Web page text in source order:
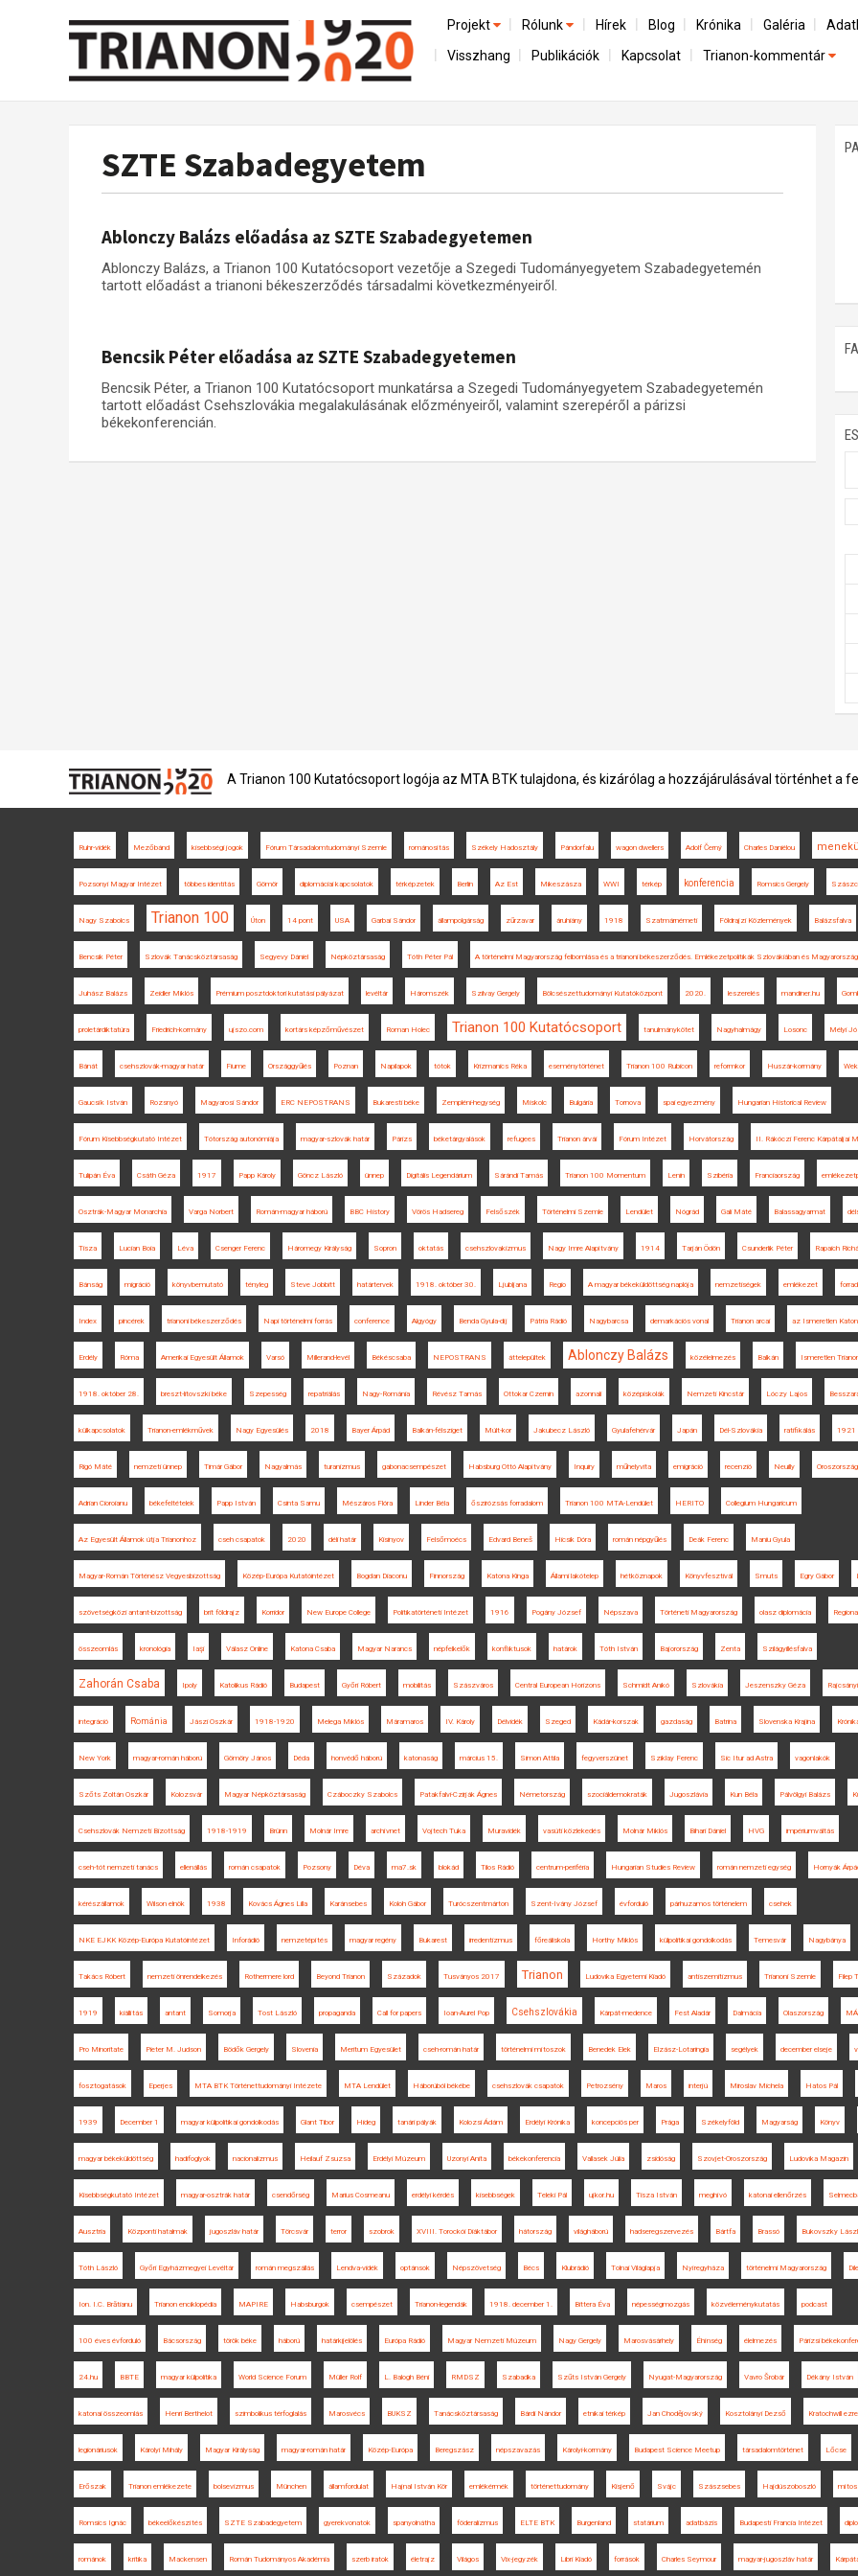
Projekt
Előzmények
Az összeomlás és a magyar társadalom
Utókor és emlékezet
Rólunk
A kutatócsoport működéséről
Hírek Blog Krónika Galéria
Visszhang Publikációk Kapcsolat Trianon-kommentár
SZTE Szabadegyetem
Ablonczy Balázs előadása az SZTE Szabadegyetemen
Ablonczy Balázs, a Trianon 100 Kutatócsoport vezetője a Szegedi Tudományegyetem Szabadegyetemén
tartott előadást a trianoni békeszerződés társadalmi következményeiről.
Bencsik Péter előadása az SZTE Szabadegyetemen
Bencsik Péter, a Trianon 100 Kutatócsoport munkatársa a Szegedi Tudományegyetem Szabadegyetemén
tartott előadást Csehszlovákia megalakulásának előzményeiről, valamint szerepéről a párizsi
békekonferencián.
A Trianon 100 Kutatócsoport logója az MTA BTK tulajdona, és kizárólag a hozzájárulásával történhet a
Ruhr-vidék Mezőbánd kisebbségi jogok Fórum Társadalomtudományi Szemle románosítás Székely Hadosztály Pándorfalu wagon dwellers Adolf Černý Charles Daniélou
Pozsonyi Magyar Intézet többes identitás Gömör diplomáciai kapcsolatok térképzetek Berlin Az Est Mikeszásza WWI térkép konferencia Romsics Gergely
Nagy Szabolcs Trianon 100 Úton 14 pont USA Garbai Sándor állampolgárság zűrzavar áruhiány 1918 Szatmárnémeti Földrajzi Közlemények Balázsfalva
Bencsik Péter Szlovák Tanácsköztársaság Segyevy Dániel Népköztársaság Tóth Péter Pál A történelmi Magyarország felbomlása és a trianoni békeszerződés. Emlékezetpolitikák Szlovákiában és
Juhász Balázs Zeidler Miklós Prémium posztdoktori kutatási pályázat levéltár Háromszék Szilvay Gergely Bölcsészettudományi Kutatóközpont 2020. leszerelés mandiner.hu
proletárdiktatúra Friedrich-kormány ujszo.com kortárs képzőművészet Roman Holec Trianon 100 Kutatócsoport tanulmánykötet Nagyhalmágy Losonc Mélyi
Bánát csehszlovák-magyar határ Fiume Országgyűlés Poznan Napilapok tótok Krizmanics Réka eseménytörténet Trianon 100 Rubicon reformkor Huszár-kormány
Gaucsík István Rozsnyó Magyarosi Sándor ERC NEPOSTRANS Bukaresti béke Zempléni-hegység Miskolc Bulgária Tornova spai egyezmény Hungarian Historical Review
Fórum Kisebbségkutató Intézet Tótország autonómiája magyar-szlovák határ Párizs béketárgyalások refugees Trianon árvái Fórum Intézet Horvátország II. Rákóczi Ferenc Kárpátaljai
Tulipán Éva Csáth Géza 1917 Papp Károly Göncz László ünnep Digitális Legendárium Sárándi Tamás Trianon 100 Momentum Lenin Szibéria Franciaország
Osztrák-Magyar Monarchia Varga Norbert Román-magyar háború BBC History Vörös Hadsereg Felsőszék Történelmi Szemle Lendület Nógrád Gali Máté Balassagyarmat
Tisza Lucian Boia Léva Csenger Ferenc Háromegy Királyság Sopron oktatás csehszlovakizmus Nagy Imre Alapítvány 1914 Tarján Ödön Csunderlik Péter Rapaich
Bánság migráció könyvbemutató tényleg Steve Jobbitt határtervek 1918. október 30. Ljubljana Regio A magyar békeküldöttség naplója nemzetiségek emlékezet
Index pincérek trianoni békeszerződés Napi történelmi forrás conference Algyógy Benda Gyula-díj Pátria Rádió Nagybarcsa demarkációs vonal Trianon arcai az Ismeretlen
Erdély Róma Amerikai Egyesült Államok Varsó Millerand-levél Békéscsaba NEPOSTRANS áttelepültek Ablonczy Balázs közélelmezés Balkán Ismeretlen
1918. október 28. breszt-litovszki béke Szepesség repatriálás Nagy-Románia Révész Tamás Ottokar Czernin azonnali középiskolák Nemzeti Kincstár Lóczy Lajos
külkapcsolatok Trianon-emlékművek Nagy Egyesülés 2018 Bayer Árpád Balkán-félsziget Múlt-kor Jakubecz László Gyulafehérvár Japán Dél-Szlovákia ratifikálás 1921
Rigó Máté nemzeti ünnep Timár Gábor Nagyalmás turanizmus gabonacsempészet Habsburg Ottó Alapítvány Inquiry műhelyvita emigráció recenzió Neuilly Oroszország
Adrian Cioroianu békefeltételek Papp István Csinta Samu Mészáros Flóra Linder Béla őszirózsás forradalom Trianon 100 MTA-Lendület HERITO Collegium Hungaricum
Az Egyesült Államok útja Trianonhoz cseh csapatok 2020 déli határ Kisinyov Felsőmoécs Edvard Beneš Hicsik Dóra román népgyűlés Deák Ferenc Maniu Gyula
Magyar-Román Történész Vegyesbizottság Közép-Európa Kutatóintézet Bogdan Diaconu Finnország Katona Kinga Állami lakótelep hétköznapok Könyvfesztivál Smuts Egry Gábor
szövetségközi antant-bizottság brit földrajz Korridor New Europe College Politikatörténeti Intézet 1916 Pogány József Népszava Történeti Magyarország olasz diplomácia
összeomlás kronológia Iaşi Válasz Online Katona Csaba Magyar Narancs népfelkelők konfliktusok határok Tóth István Bajorország Zenta Szilágyillésfalva
Zahorán Csaba Ipoly Katolikus Rádió Budapest Győri Róbert mobilitás Szászváros Central European Horizons Schmidt Anikó Szlovákia Jeszenszky Géza
integráció Románia Jászi Oszkár 1918-1920 Melega Miklós Máramaros IV. Károly Délvidék Szeged Kádár-korszak gazdaság Batrina Slovenska Krajina
New York magyar-román háború Gömöry János Déda honvédő háború katonaság március 15. Simon Attila fegyverszünet Sziklay Ferenc Sic Itur ad Astra vagonlakók
Szőts Zoltán Oszkár Kolozsvár Magyar Népköztársaság Czáboczky Szabolcs Patakfalvi-Czirják Ágnes Németország szociáldemokraták Jugoszlávia Kun Béla Pálvölgyi Balázs
Csehszlovák Nemzeti Bizottság 1918-1919 Brünn Molnár Imre archívnet Vojtech Tuka Muravidék vasúti közlekedés Molnár Miklós Bihari Dániel HVG impériumváltás
cseh-tót nemzeti tanács ellenállás román csapatok Pozsony Déva ma7.sk blokád Tilos Rádió centrum-periféria Hungarian Studies Review román nemzeti egység Hornyák
kérészállamok Wilson elnök 1938 Kovács Ágnes Lilla Karánsebes Koloh Gábor Turócszentmárton Szent-Ivány József évforduló párhuzamos történelem csehek
NKE EJKK Közép-Európa Kutatóintézet Inforádió nemzetépítés magyar regény Bukarest irredentizmus főreáliskola Horthy Miklós külpolitikai gondolkodás Temesvár Nagybánya
Takács Róbert nemzeti önrendelkezés Rothermere lord Beyond Trianon Századok Tusványos 2017 Trianon Ludovika Egyetemi Kiadó antiszemitizmus Trianoni Szemle Filep
1919 kiállítás antant Somorja Tost László propaganda Call for papers Ioan-Aurel Pop Csehszlovákia Kárpát-medence Fest Aladár Dalmácia Olaszország
Pro Minoritate Pieter M. Judson Bödők Gergely Slovenia Meritum Egyesület cseh-román határ történelmi mítoszok Benedek Elek Elzász-Lotaringia segélyek december elseje
fosztogatások Eperjes MTA BTK Történettudományi Intézete MTA Lendület Háborúból békébe csehszlovák csapatok Petrozsény Maros interjú Miroslav Michela Hatos Pál
1939 December 1 magyar külpolitikai gondolkodás Glant Tibor Hideg tanári pályák Kolozsi Ádám Erdélyi Krónika koncepciós per Prága Székelyföld Magyarság Könyv
magyar békeküldöttség hadifoglyok nacionalizmus Heilauf Zsuzsa Erdélyi Múzeum Uzonyi Anita békekonferencia Vallasek Júlia zsidóság Szovjet-Oroszország Ludovika Magazin
Kisebbségkutató Intézet magyar-osztrák határ csendőrség Marius Cosmeanu erdélyi kérdés kisebbségek Teleki Pál ujkor.hu Tisza István meghívó katonai ellenőrzés
Ausztria Központi hatalmak jugoszláv határ Törcsvár terror szobrok XVIII. Torockói Diáktábor hátország világháború hadseregszervezés Bártfa Brassó Bukovszky
Tóth László Győri Egyházmegyei Levéltár román megszállás Lendva-vidék optánsok Népszövetség Bécs Klubrádió Tolnai Világlapja Nyíregyháza történelmi Magyarország
Ion. I.C. Brătianu Trianon enciklopédia MAPIRE Habsburgok csempészet Trianon-legendák 1918. december 1. Bittera Éva népességmozgás közvéleménykutatás podcast
100 éves évforduló Bácsország török béke háború határkijelölés Európa Rádió Magyar Nemzeti Múzeum Nagy Gergely Marosvásárhely Éhínség élelmezés Párizsi
24.hu BBTE magyar külpolitika World Science Forum Müller Rolf L. Balogh Béni RMDSZ Szabadka Szűts István Gergely Nyugat-Magyarország Vavro Šrobár Dékány István
katonai összeomlás Henri Berthelot szimbolikus térfoglalás Marosvécs BUKSZ Tanácsköztársaság Bárdi Nándor etnikai térkép Jan Chodějovský Kosztolányi Dezső Kratochwill
legionáriusok Károlyi Mihály Magyar Királyság magyar-román határ Közép-Európa Beregszász népszavazás Károlyi-kormány Budapest Science Meetup társadalomtörténet Lőcse
Erőszak Trianon emlékezete bolsevizmus München államfordulat Hajnal István Kör emlékérmék történettudomány Kisjenő Svájc Szászsebes Hajdúszoboszló
Romsics Ignác békeelőkészítés SZTE Szabadegyetem gyerekvonatok spanyolnátha föderalizmus ELTE BTK Burgenland statárium adatbázis Budapesti Francia Intézet
románok kritika Mackensen Román Tudományos Akadémia szerb iratok életrajz Világos Vix-jegyzék Libri Kiadó források Charles Seymour magyar-jugoszláv határ